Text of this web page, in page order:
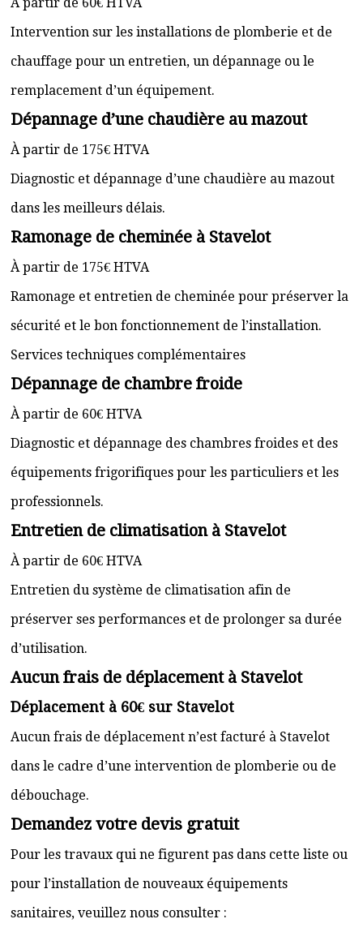
Intervention sur les installations de plomberie et de
chauffage pour un entretien, un dépannage ou le
remplacement d’un équipement.
Dépannage d’une chaudière au mazout
À partir de 175€ HTVA
Diagnostic et dépannage d’une chaudière au mazout
dans les meilleurs délais.
Ramonage de cheminée à Stavelot
À partir de 175€ HTVA
Ramonage et entretien de cheminée pour préserver la
sécurité et le bon fonctionnement de l’installation.
Services techniques complémentaires
Dépannage de chambre froide
À partir de 60€ HTVA
Diagnostic et dépannage des chambres froides et des
équipements frigorifiques pour les particuliers et les
professionnels.
Entretien de climatisation à Stavelot
À partir de 60€ HTVA
Entretien du système de climatisation afin de
préserver ses performances et de prolonger sa durée
d’utilisation.
Aucun frais de déplacement à Stavelot
Déplacement à 60€ sur Stavelot
Aucun frais de déplacement n’est facturé à Stavelot
dans le cadre d’une intervention de plomberie ou de
débouchage.
Demandez votre devis gratuit
Pour les travaux qui ne figurent pas dans cette liste ou
pour l’installation de nouveaux équipements
sanitaires, veuillez nous consulter :